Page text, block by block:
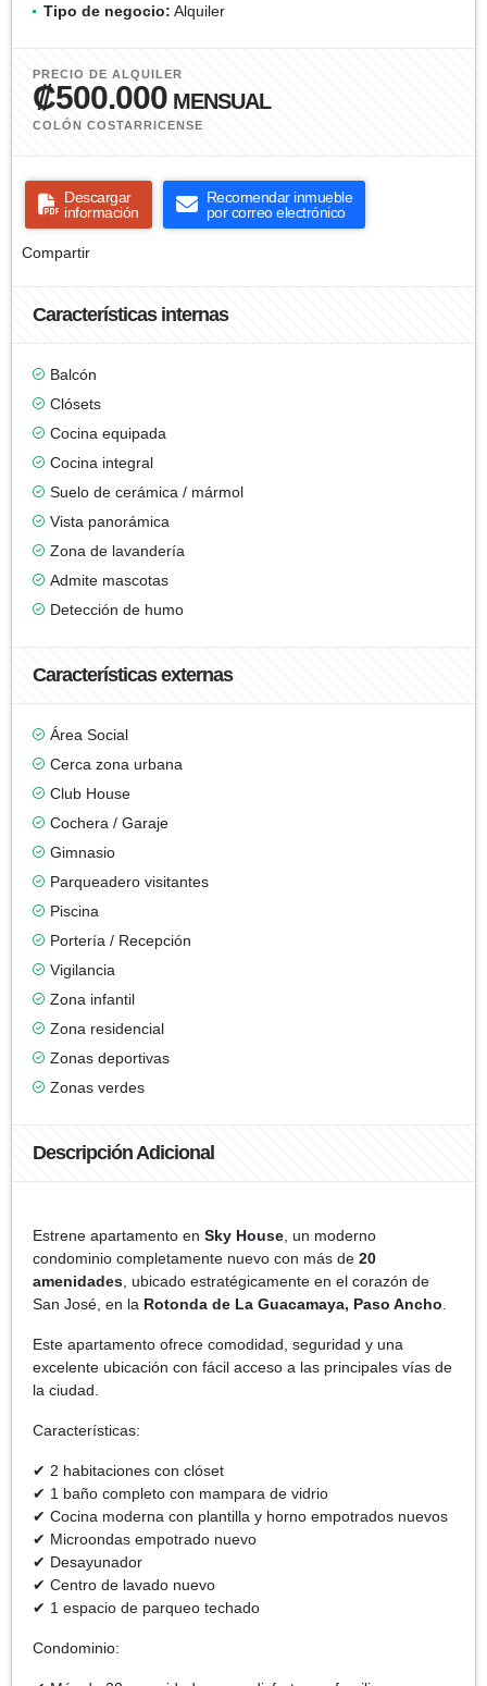
Tipo de negocio: Alquiler
PRECIO DE ALQUILER
₡500.000 MENSUAL
COLÓN COSTARRICENSE
Descargar
información
Recomendar inmueble
por correo electrónico
Compartir
Características internas
Balcón
Clósets
Cocina equipada
Cocina integral
Suelo de cerámica / mármol
Vista panorámica
Zona de lavandería
Admite mascotas
Detección de humo
Características externas
Área Social
Cerca zona urbana
Club House
Cochera / Garaje
Gimnasio
Parqueadero visitantes
Piscina
Portería / Recepción
Vigilancia
Zona infantil
Zona residencial
Zonas deportivas
Zonas verdes
Descripción Adicional
Estrene apartamento en Sky House , un moderno
condominio completamente nuevo con más de 20
amenidades , ubicado estratégicamente en el corazón de
San José, en la Rotonda de La Guacamaya, Paso Ancho
Este apartamento ofrece comodidad, seguridad y una
excelente ubicación con fácil acceso a las principales vías de
la ciudad.
Características:
✔ 2 habitaciones con clóset
✔ 1 baño completo con mampara de vidrio
✔ Cocina moderna con plantilla y horno empotrados nuevos
✔ Microondas empotrado nuevo
✔ Desayunador
✔ Centro de lavado nuevo
✔ 1 espacio de parqueo techado
Condominio: